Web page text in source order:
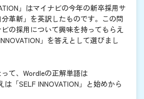
」はマイナビの今年の新卒採用サ
革新」を英訳したものです。この問
の採用について興味を持ってもらえ
」を答えとして選びまし
て、Wordleの正解単語は
は「SELF INNOVATION」と始めから